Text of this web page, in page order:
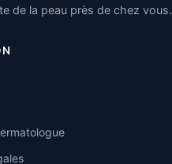
de la peau près de chez vous.